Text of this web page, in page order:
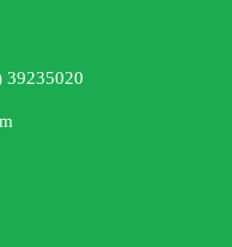
39235020